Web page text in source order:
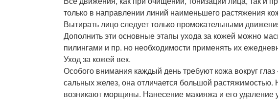
только в направлении линий наименьшего растяжения
Вытирать лицо следует только промокательными
Дополнить эти основные этапы ухода за кожей можно
пилингами и пр. но необходимости применять их
Уход за кожей век.
Особого внимания каждый день требуют кожа вокруг
сальных желез, она отличается большой растяжимостью.
возникают морщины. Нанесение макияжа и его удаление